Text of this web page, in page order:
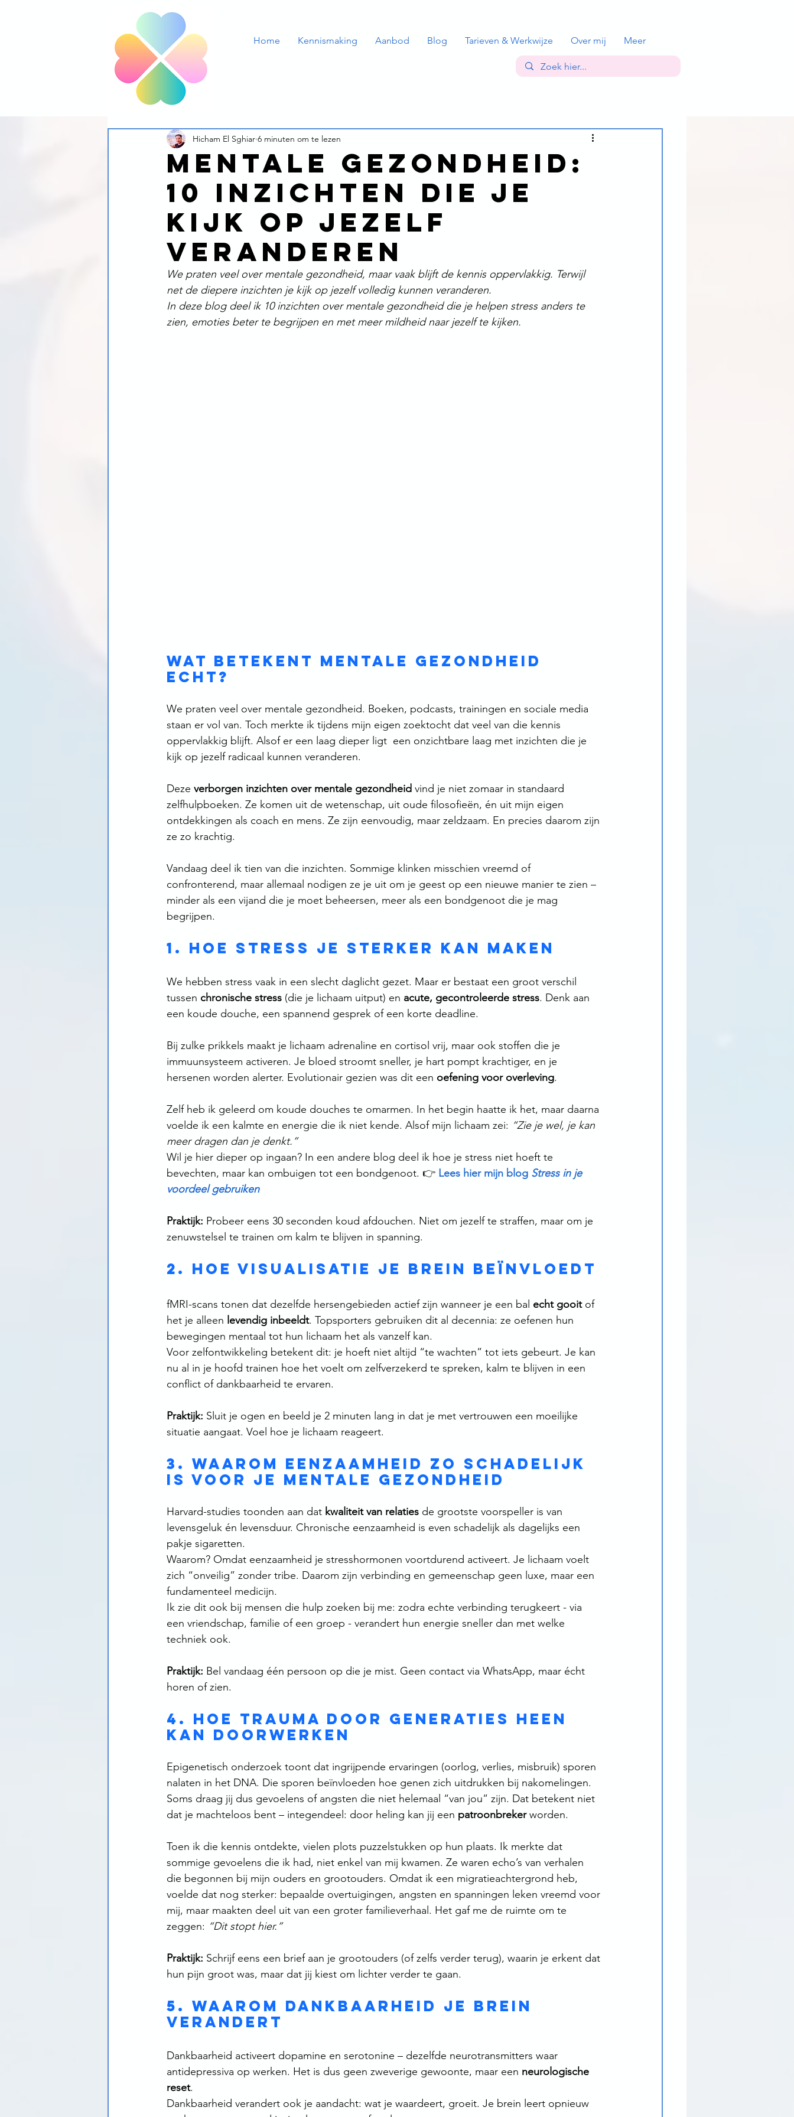
Home Kennismaking Aanbod Blog Tarieven & Werkwijze Over mij Meer
Mentale gezondheid:
10 inzichten die je
kijk op jezelf
veranderen
Hicham El Sghiar 6 minuten om te lezen
We praten veel over mentale gezondheid, maar vaak blijft de kennis oppervlakkig. Terwijl
net de diepere inzichten je kijk op jezelf volledig kunnen veranderen.
In deze blog deel ik 10 inzichten over mentale gezondheid die je helpen stress anders te
zien, emoties beter te begrijpen en met meer mildheid naar jezelf te kijken.
Wat betekent mentale gezondheid
echt?
We praten veel over mentale gezondheid. Boeken, podcasts, trainingen en sociale media
staan er vol van. Toch merkte ik tijdens mijn eigen zoektocht dat veel van die kennis
oppervlakkig blijft. Alsof er een laag dieper ligt  een onzichtbare laag met inzichten die je
kijk op jezelf radicaal kunnen veranderen.
Deze verborgen inzichten over mentale gezondheid vind je niet zomaar in standaard
zelfhulpboeken. Ze komen uit de wetenschap, uit oude filosofieën, én uit mijn eigen
ontdekkingen als coach en mens. Ze zijn eenvoudig, maar zeldzaam. En precies daarom zijn
ze zo krachtig.
Vandaag deel ik tien van die inzichten. Sommige klinken misschien vreemd of
confronterend, maar allemaal nodigen ze je uit om je geest op een nieuwe manier te zien –
minder als een vijand die je moet beheersen, meer als een bondgenoot die je mag
begrijpen.
1. Hoe stress je sterker kan maken
We hebben stress vaak in een slecht daglicht gezet. Maar er bestaat een groot verschil
tussen chronische stress (die je lichaam uitput) en acute, gecontroleerde stress. Denk aan
een koude douche, een spannend gesprek of een korte deadline.
Bij zulke prikkels maakt je lichaam adrenaline en cortisol vrij, maar ook stoffen die je
immuunsysteem activeren. Je bloed stroomt sneller, je hart pompt krachtiger, en je
hersenen worden alerter. Evolutionair gezien was dit een oefening voor overleving.
Zelf heb ik geleerd om koude douches te omarmen. In het begin haatte ik het, maar daarna
voelde ik een kalmte en energie die ik niet kende. Alsof mijn lichaam zei: “Zie je wel, je kan
meer dragen dan je denkt.”
Wil je hier dieper op ingaan? In een andere blog deel ik hoe je stress niet hoeft te
bevechten, maar kan ombuigen tot een bondgenoot. 👉 Lees hier mijn blog Stress in je
voordeel gebruiken
Praktijk: Probeer eens 30 seconden koud afdouchen. Niet om jezelf te straffen, maar om je
zenuwstelsel te trainen om kalm te blijven in spanning.
2. Hoe visualisatie je brein beïnvloedt
fMRI-scans tonen dat dezelfde hersengebieden actief zijn wanneer je een bal echt gooit of
het je alleen levendig inbeeldt. Topsporters gebruiken dit al decennia: ze oefenen hun
bewegingen mentaal tot hun lichaam het als vanzelf kan.
Voor zelfontwikkeling betekent dit: je hoeft niet altijd “te wachten” tot iets gebeurt. Je kan
nu al in je hoofd trainen hoe het voelt om zelfverzekerd te spreken, kalm te blijven in een
conflict of dankbaarheid te ervaren.
Praktijk: Sluit je ogen en beeld je 2 minuten lang in dat je met vertrouwen een moeilijke
situatie aangaat. Voel hoe je lichaam reageert.
3. Waarom eenzaamheid zo schadelijk
is voor je mentale gezondheid
Harvard-studies toonden aan dat kwaliteit van relaties de grootste voorspeller is van
levensgeluk én levensduur. Chronische eenzaamheid is even schadelijk als dagelijks een
pakje sigaretten.
Waarom? Omdat eenzaamheid je stresshormonen voortdurend activeert. Je lichaam voelt
zich “onveilig” zonder tribe. Daarom zijn verbinding en gemeenschap geen luxe, maar een
fundamenteel medicijn.
Ik zie dit ook bij mensen die hulp zoeken bij me: zodra echte verbinding terugkeert - via
een vriendschap, familie of een groep - verandert hun energie sneller dan met welke
techniek ook.
Praktijk: Bel vandaag één persoon op die je mist. Geen contact via WhatsApp, maar écht
horen of zien.
4. Hoe trauma door generaties heen
kan doorwerken
Epigenetisch onderzoek toont dat ingrijpende ervaringen (oorlog, verlies, misbruik) sporen
nalaten in het DNA. Die sporen beïnvloeden hoe genen zich uitdrukken bij nakomelingen.
Soms draag jij dus gevoelens of angsten die niet helemaal “van jou” zijn. Dat betekent niet
dat je machteloos bent – integendeel: door heling kan jij een patroonbreker worden.
Toen ik die kennis ontdekte, vielen plots puzzelstukken op hun plaats. Ik merkte dat
sommige gevoelens die ik had, niet enkel van mij kwamen. Ze waren echo’s van verhalen
die begonnen bij mijn ouders en grootouders. Omdat ik een migratieachtergrond heb,
voelde dat nog sterker: bepaalde overtuigingen, angsten en spanningen leken vreemd voor
mij, maar maakten deel uit van een groter familieverhaal. Het gaf me de ruimte om te
zeggen: “Dit stopt hier.”
Praktijk: Schrijf eens een brief aan je grootouders (of zelfs verder terug), waarin je erkent dat
hun pijn groot was, maar dat jij kiest om lichter verder te gaan.
5. Waarom dankbaarheid je brein
verandert
Dankbaarheid activeert dopamine en serotonine – dezelfde neurotransmitters waar
antidepressiva op werken. Het is dus geen zweverige gewoonte, maar een neurologische
reset.
Dankbaarheid verandert ook je aandacht: wat je waardeert, groeit. Je brein leert opnieuw